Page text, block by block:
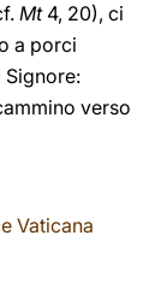
Mt4, 20), ci
a porci
Signore:
verso
Vaticana